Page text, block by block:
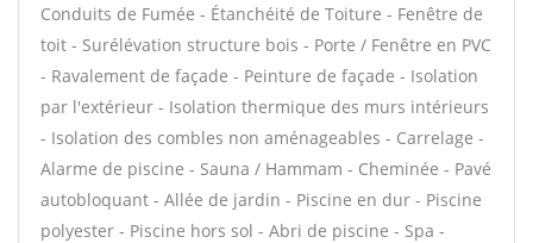
Conduits de Fumée - Étanchéité de Toiture - Fenêtre de
toit - Surélévation structure bois - Porte / Fenêtre en PVC
- Ravalement de façade - Peinture de façade - Isolation
par l'extérieur - Isolation thermique des murs intérieurs
- Isolation des combles non aménageables - Carrelage -
Alarme de piscine - Sauna / Hammam - Cheminée - Pavé
autobloquant - Allée de jardin - Piscine en dur - Piscine
polyester - Piscine hors sol - Abri de piscine - Spa -